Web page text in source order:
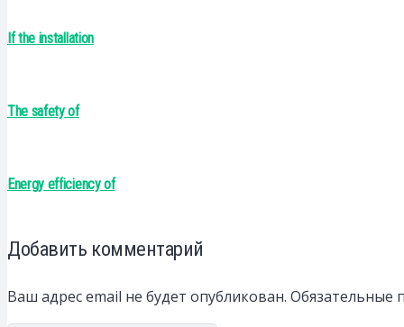
If the installation
The safety of
Energy efficiency of
Добавить комментарий
Ваш адрес email не будет опубликован. Обязательные